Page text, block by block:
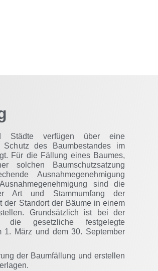
Städte verfügen über eine
Schutz des Baumbestandes im
Für die Fällung eines Baumes,
solchen Baumschutzsatzung
Ausnahmegenehmigung
sind die
Art und Stammumfang der
der Standort der Bäume in einem
Grundsätzlich ist bei der
die gesetzliche festgelegte
1. März und dem 30. September
der Baumfällung und erstellen